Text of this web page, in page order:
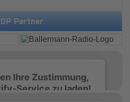
Nächten direkt auf die
für Clubs, Festivals...
Partner
Ihre Zustimmung,
Service zu laden!